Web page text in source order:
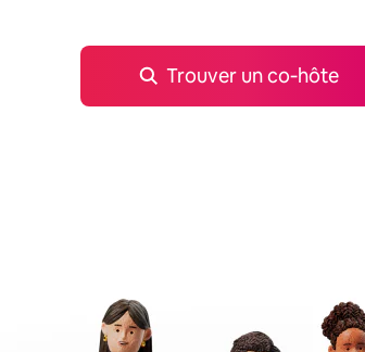
Trouver un co‑hôte